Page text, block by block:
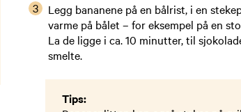
Legg bananene på en bålrist, i en
varme på bålet – for eksempel på en
La de ligge i ca. 10 minutter, til
smelte.
Tips: